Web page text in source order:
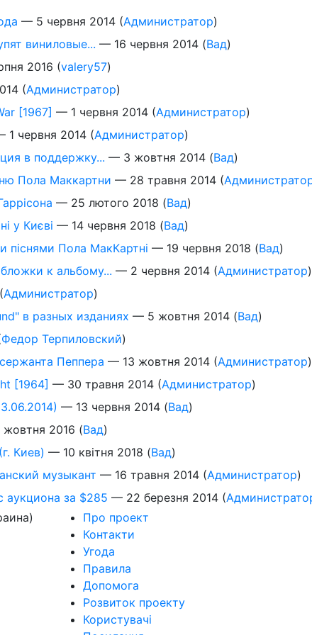
— 5 червня 2014 (Администратор)
виниловые... — 16 червня 2014 (Вад)
2016 (valery57)
(Администратор)
[1967] — 1 червня 2014 (Администратор)
1 червня 2014 (Администратор)
в поддержку... — 3 жовтня 2014 (Вад)
Пола Маккартни — 28 травня 2014 (
— 25 лютого 2018 (Вад)
у Києві — 14 червня 2018 (Вад)
піснями Пола МакКартні — 19 червня 2018 (Вад)
к альбому... — 2 червня 2014 (Администратор)
(Администратор)
в разных изданиях — 5 жовтня 2014 (Вад)
Федор Терпиловский)
Пеппера — 13 жовтня 2014 (Администратор)
[1964] — 30 травня 2014 (Администратор)
— 13 червня 2014 (Вад)
жовтня 2016 (Вад)
Киев) — 10 квітня 2018 (Вад)
музыкант — 16 травня 2014 (Администратор)
аукциона за $285 — 22 березня 2014 (
Про проект
Контакти
Угода
Правила
Допомога
Розвиток проекту
Користувачі